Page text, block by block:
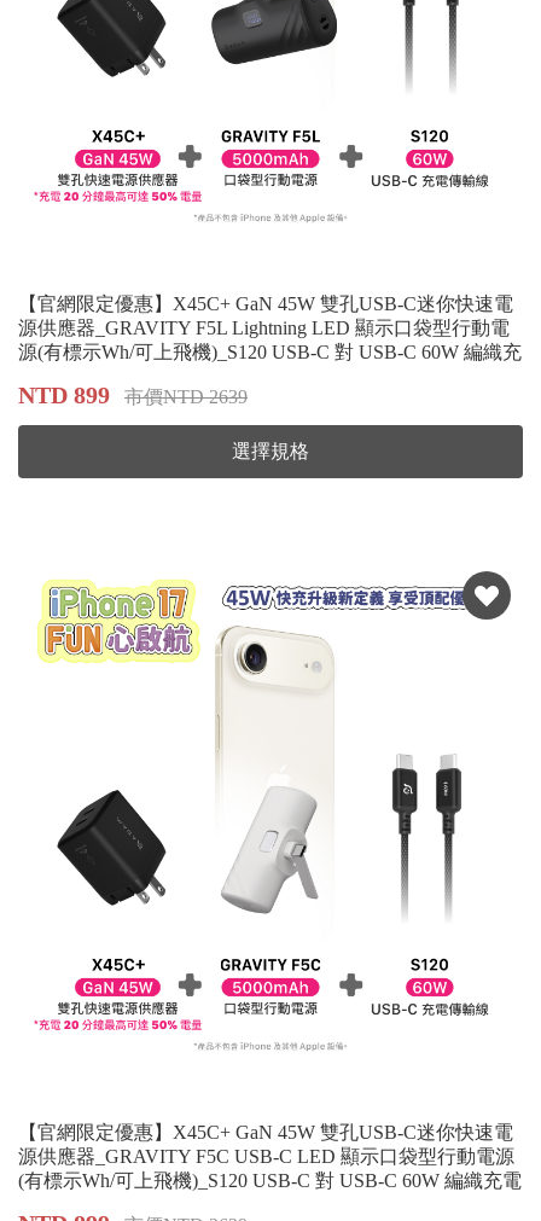
【官網限定優惠】X45C+ GaN 45W 雙孔USB-C迷你快速電
源供應器_GRAVITY F5L Lightning LED 顯示口袋型行動電
源(有標示Wh/可上飛機)_S120 USB-C 對 USB-C 60W 編織充
NTD 899 市價NTD 2639
選擇規格
【官網限定優惠】X45C+ GaN 45W 雙孔USB-C迷你快速電
源供應器_GRAVITY F5C USB-C LED 顯示口袋型行動電源
(有標示Wh/可上飛機)_S120 USB-C 對 USB-C 60W 編織充電